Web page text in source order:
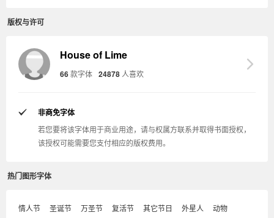
版权与许可
House of Lime
66款字体 24878 人喜欢
非商免字体
若您要将该字体用于商业用途，请与权属方联系并取得书面授权，
该授权可能需要您支付相应的版权费用。
热门图形字体
情人节 圣诞节 万圣节 复活节 其它节日 外星人
动物